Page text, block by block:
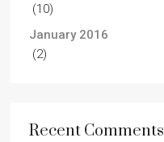
(10)
January 2016
(2)
Recent Comments